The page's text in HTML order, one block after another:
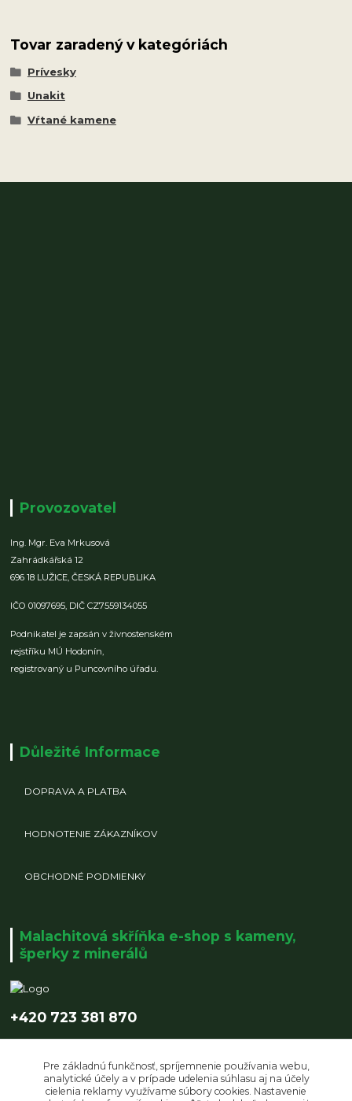
Tovar zaradený v kategóriách
Prívesky
Unakit
Vŕtané kamene
Provozovatel
Ing. Mgr. Eva Mrkusová
Zahrádkářská 12
696 18 LUŽICE,ČESKÁ REPUBLIKA
IČO 01097695, DIČ CZ7559134055
Podnikatel je zapsán v živnostenském
rejstříku MÚ Hodonín,
registrovaný u Puncovního úřadu.
Důležité Informace
DOPRAVA A PLATBA
HODNOTENIE ZÁKAZNÍKOV
OBCHODNÉ PODMIENKY
Malachitová skříňka e-shop s kameny,
šperky z minerálů
+420 723 381 870
Pre základnú funkčnosť, spríjemnenie používania webu,
analytické účely a v prípade udelenia súhlasu aj na účely
cielenia reklamy využívame súbory cookies. Nastavenie